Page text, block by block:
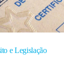
e Legislação